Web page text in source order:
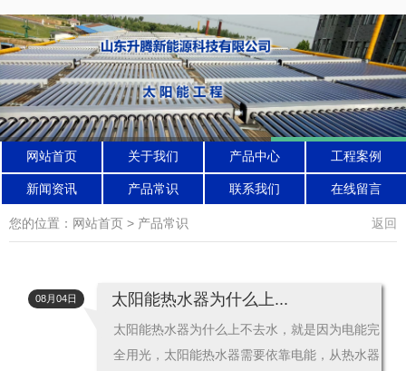
网站首页 关于我们 产品中心 工程案例
新闻资讯 产品常识 联系我们 在线留言
您的位置：网站首页 > 产品常识 返回
太阳能热水器为什么上...
太阳能热水器为什么上不去水，就是因为电能完
全用光，太阳能热水器需要依靠电能，从热水器
08月04日